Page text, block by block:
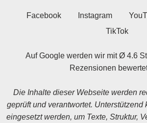
Facebook Instagram
TikTok
Auf Google werden wir mit Ø 4.6
Rezensionen
Die Inhalte dieser Webseite werden
geprüft und verantwortet. Unterstützend
eingesetzt werden, um Texte, Struktur,